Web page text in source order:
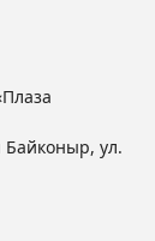
Байконыр, ул.